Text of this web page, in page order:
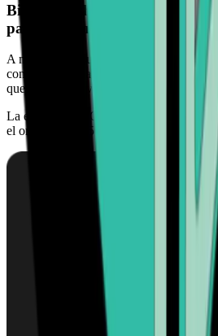
Bitcoin Cash (BCH) es una
para el futuro.
A medida que su adopción sigue
convierte en una adición esencial a
que busque activos a prueba de futuro.
La escasez de BCH ofrece mayores
el oro o el S&P 500.